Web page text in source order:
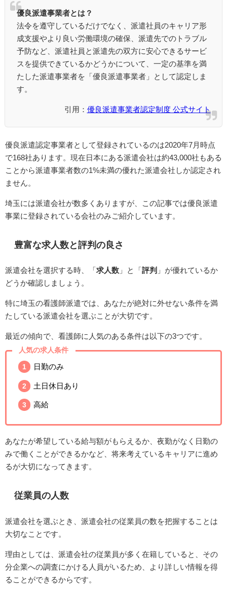
優良派遣事業者とは？
法令を遵守しているだけでなく、派遣社員のキャリア形
成支援やより良い労働環境の確保、派遣先でのトラブル
予防など、派遣社員と派遣先の双方に安心できるサービ
スを提供できているかどうかについて、一定の基準を満
たした派遣事業者を「優良派遣事業者」として認定しま
す。
引用： 優良派遣事業者認定制度 公式サイト
優良派遣認定事業者として登録されているのは2020年7月時点
で168社あります。現在日本にある派遣会社は約43,000社もある
ことから派遣事業者数の1%未満の優れた派遣会社しか認定され
ません。
埼玉には派遣会社が数多くありますが、この記事では優良派遣
事業に登録されている会社のみご紹介しています。
豊富な求人数と評判の良さ
派遣会社を選択する時、「 求人数 」と「 評判 」が優れているか
どうか確認しましょう。
特に埼玉の看護師派遣では、あなたが絶対に外せない条件を満
たしている派遣会社を選ぶことが大切です。
最近の傾向で、看護師に人気のある条件は以下の3つです。
人気の求人条件
日勤のみ
土日休日あり
高給
あなたが希望している給与額がもらえるか、夜勤がなく日勤の
みで働くことができるかなど、将来考えているキャリアに進め
るが大切になってきます。
従業員の人数
派遣会社を選ぶとき、派遣会社の従業員の数を把握することは
大切なことです。
理由としては、派遣会社の従業員が多く在籍していると、その
分企業への調査にかける人員がいるため、より詳しい情報を得
ることができるからです。